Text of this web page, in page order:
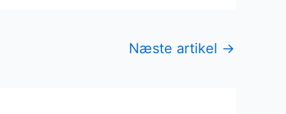
Næste artikel →